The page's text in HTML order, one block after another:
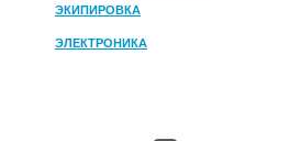
ЭКИПИРОВКА
ЭЛЕКТРОНИКА